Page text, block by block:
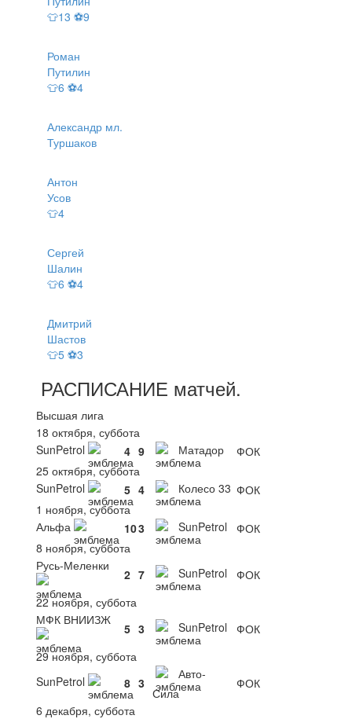
👕13 ⚽9
Роман
Путилин
👕6 ⚽4
Александр мл.
Туршаков
Антон
Усов
👕4
Сергей
Шалин
👕6 ⚽4
Дмитрий
Шастов
👕5 ⚽3
РАСПИСАНИЕ матчей.
Высшая лига
18 октября, суббота
SunPetrol
4 9 Матадор
ФОК
25 октября, суббота
SunPetrol
5 4 Колесо 33 ФОК
1 ноября, суббота
Альфа
103 SunPetrol
ФОК
8 ноября, суббота
Русь-Меленки
2 7 SunPetrol
ФОК
22 ноября, суббота
МФК ВНИИЗЖ
5 3 SunPetrol
ФОК
29 ноября, суббота
SunPetrol
8 3
Авто-
Сила
ФОК
6 декабря, суббота